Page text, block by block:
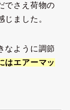
でさえ荷物の
ました。
なように調節
はエアーマッ